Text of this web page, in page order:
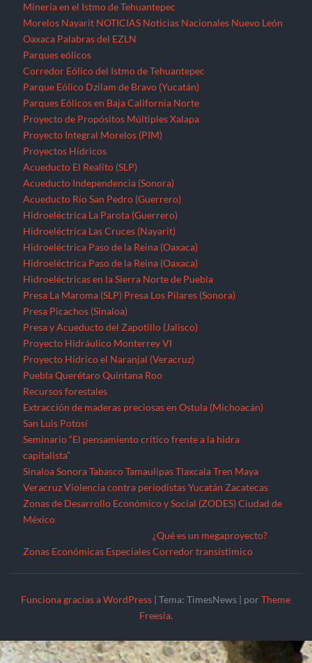
Minería en el Istmo de Tehuantepec
Morelos Nayarit NOTICIAS Noticias Nacionales Nuevo León
Oaxaca Palabras del EZLN
Parques eólicos
Corredor Eólico del Istmo de Tehuantepec
Parque Eólico Dzilam de Bravo (Yucatán)
Parques Eólicos en Baja California Norte
Proyecto de Propósitos Múltiples Xalapa
Proyecto Integral Morelos (PIM)
Proyectos Hídricos
Acueducto El Realito (SLP)
Acueducto Independencia (Sonora)
Acueducto Río San Pedro (Guerrero)
Hidroeléctrica La Parota (Guerrero)
Hidroeléctrica Las Cruces (Nayarit)
Hidroeléctrica Paso de la Reina (Oaxaca)
Hidroeléctrica Paso de la Reina (Oaxaca)
Hidroeléctricas en la Sierra Norte de Puebla
Presa La Maroma (SLP) Presa Los Pilares (Sonora)
Presa Picachos (Sinaloa)
Presa y Acueducto del Zapotillo (Jalisco)
Proyecto Hidráulico Monterrey VI
Proyecto Hídrico el Naranjal (Veracruz)
Puebla Querétaro Quintana Roo
Recursos forestales
Extracción de maderas preciosas en Ostula (Michoacán)
San Luis Potosí
Seminario “El pensamiento crítico frente a la hidra
capitalista”
Sinaloa Sonora Tabasco Tamaulipas Tlaxcala Tren Maya
Veracruz Violencia contra periodistas Yucatán Zacatecas
Zonas de Desarrollo Económico y Social (ZODES) Ciudad de
México
Zonas Económicas Especiales
¿Qué es un megaproyecto?
Corredor transístimico
Funciona gracias a WordPress |Tema: TimesNews | porTheme
Freesia.